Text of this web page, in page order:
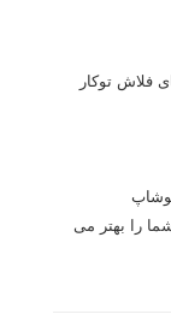
فلاش توکار
را بهتر می